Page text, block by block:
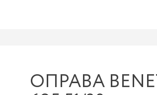
ОПРАВА